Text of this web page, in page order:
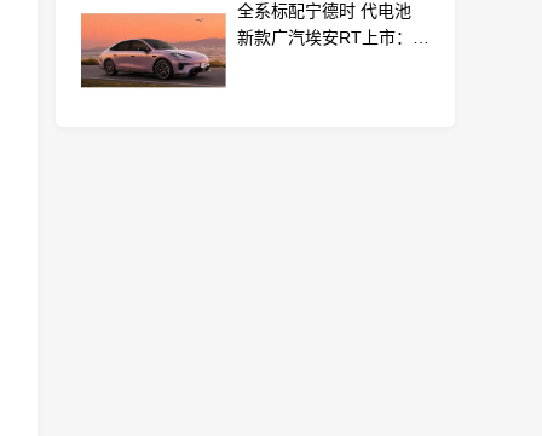
全系标配宁德时 代电池
新款广汽埃安RT上市：